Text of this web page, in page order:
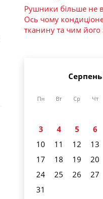
Рушники більше не
Ось чому
тканину та чим його
Серпень
Пн Вт Ср Чт
3
4 5 6
10
11 12 13
17
18 19 20
24
25 26 27
31